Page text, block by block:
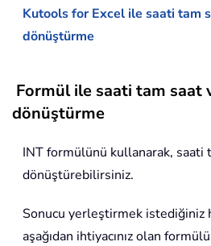
Kutools for Excel ile saati tam
dönüştürme
Formül ile saati tam saat
dönüştürme
INT formülünü kullanarak, saati
dönüştürebilirsiniz.
Sonucu yerleştirmek istediğiniz
aşağıdan ihtiyacınız olan